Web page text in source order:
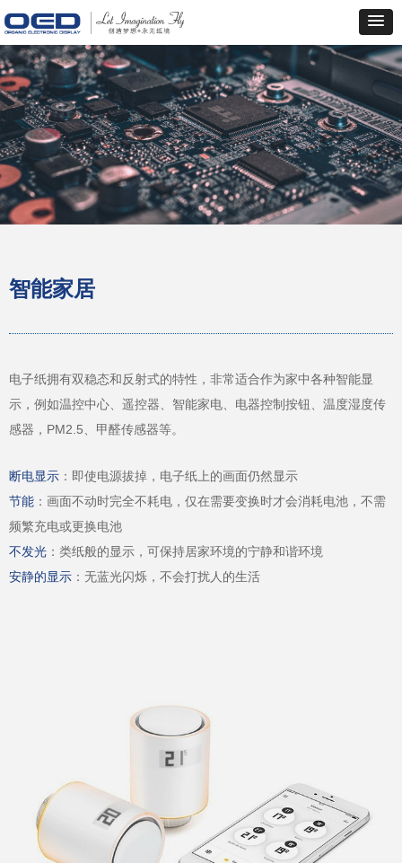
智能家居
电子纸拥有双稳态和反射式的特性，非常适合作为家中各种智能显
示，例如温控中心、遥控器、智能家电、电器控制按钮、温度湿度传
感器，PM2.5、甲醛传感器等。
断电显示 ：即使电源拔掉，电子纸上的画面仍然显示
节能 ：画面不动时完全不耗电，仅在需要变换时才会消耗电池，不需
频繁充电或更换电池
不发光 ：类纸般的显示，可保持居家环境的宁静和谐环境
安静的显示 ：无蓝光闪烁，不会打扰人的生活